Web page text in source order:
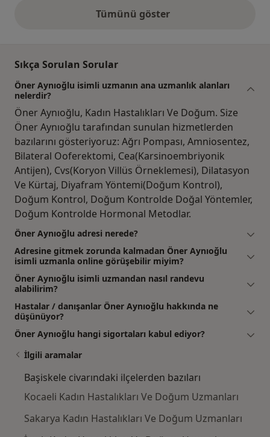
Tümünü gösteryukarıdaki görüşler
Sıkça Sorulan Sorular
Öner Aynıoğlu isimli uzmanın ana uzmanlık alanları
nelerdir?
Öner Aynıoğlu, Kadın Hastalıkları Ve Doğum. Size
Öner Aynıoğlu tarafından sunulan hizmetlerden
bazılarını gösteriyoruz: Ağrı Pompası, Amniosentez,
Bilateral Ooferektomi, Cea(Karsinoembriyonik
Antijen), Cvs(Koryon Villüs Örneklemesi), Dilatasyon
Ve Kürtaj, Diyafram Yöntemi(Doğum Kontrol),
Doğum Kontrol, Doğum Kontrolde Doğal Yöntemler,
Doğum Kontrolde Hormonal Metodlar.
Öner Aynıoğlu adresi nerede?
Adresine gitmek zorunda kalmadan Öner Aynıoğlu
isimli uzmanla online görüşebilir miyim?
Öner Aynıoğlu isimli uzmandan nasıl randevu
alabilirim?
Hastalar / danışanlar Öner Aynıoğlu hakkında ne
düşünüyor?
Öner Aynıoğlu hangi sigortaları kabul ediyor?
İlgili aramalar
Başiskele civarındaki ilçelerden bazıları
Kocaeli Kadın Hastalıkları Ve Doğum Uzmanları
Sakarya Kadın Hastalıkları Ve Doğum Uzmanları